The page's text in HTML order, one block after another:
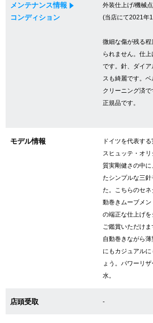
修理・メンテンナンスについて
GINZA RASINの中古腕時計について
メンテナンス情報
コンディション
外装仕上げ/機械
(当店にて2021年
微細な傷が残る
られません。仕
です。針、ダイ
スも綺麗です。
クリーニング済
正規品です。
モデル情報
ドイツを代表す
スヒュッテ・オ
質実剛健さの中
たシンプルな三
た。こちらのセ
動巻きムーブメ
の端正な仕上げ
ご鑑賞いただけ
自動巻きながら
にもカジュアル
ょう。パワーリ
水。
店頭受取 -